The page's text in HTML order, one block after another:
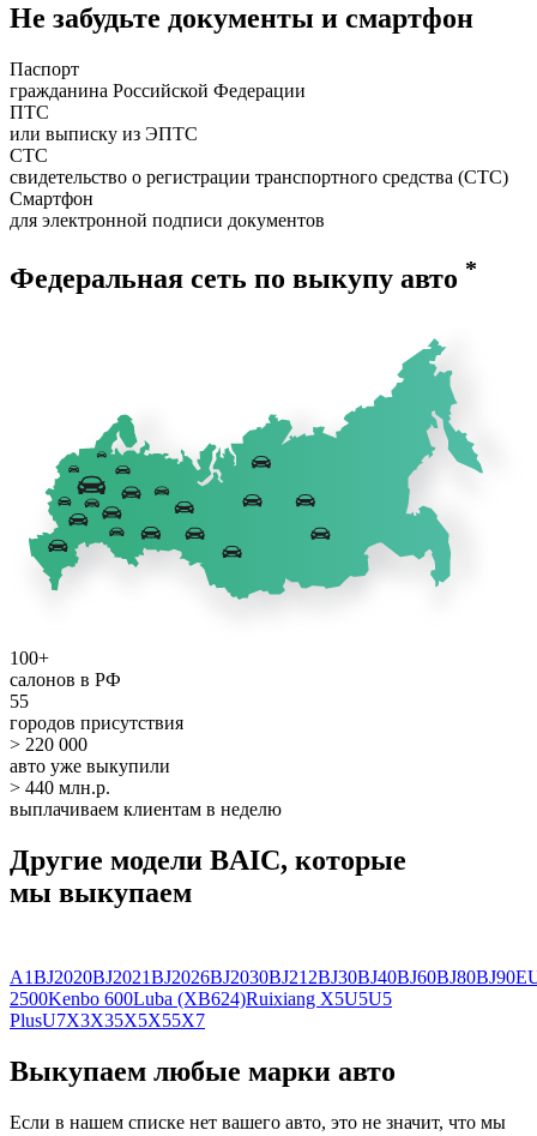
Не забудьте документы и смартфон
Паспорт
гражданина Российской Федерации
ПТС
или выписку из ЭПТС
СТС
свидетельство о регистрации транспортного средства (СТС)
Смартфон
для электронной подписи документов
Федеральная сеть по выкупу авто *
100+
салонов в РФ
55
городов присутствия
> 220 000
авто уже выкупили
> 440 млн.р.
выплачиваем клиентам в неделю
Другие модели BAIC, которые
мы выкупаем
A1BJ2020BJ2021BJ2026BJ2030BJ212BJ30BJ40BJ60BJ80BJ90
2500Kenbo 600Luba (XB624)Ruixiang X5U5U5
PlusU7X3X35X5X55X7
Выкупаем любые марки авто
Если в нашем списке нет вашего авто, это не значит, что мы